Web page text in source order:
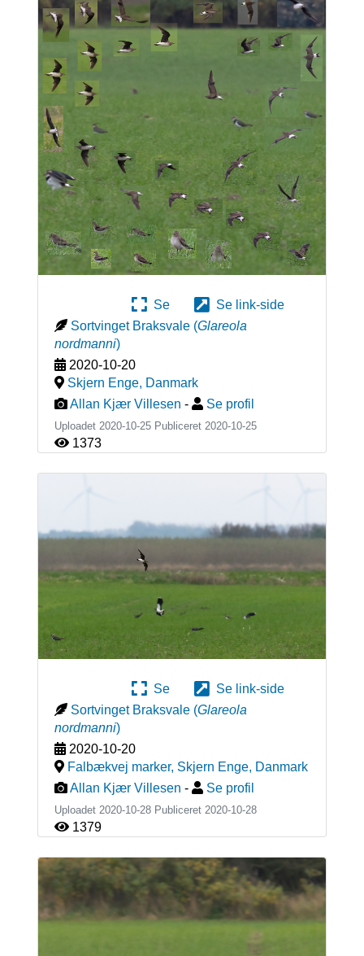
Se
Se link-side
Sortvinget Braksvale (Glareola
nordmanni)
2020-10-20
Skjern Enge, Danmark
Allan Kjær Villesen - Se profil
Uploadet 2020-10-25 Publiceret 2020-10-25
1373
Se
Se link-side
Sortvinget Braksvale (Glareola
nordmanni)
2020-10-20
Falbækvej marker, Skjern Enge, Danmark
Allan Kjær Villesen - Se profil
Uploadet 2020-10-28 Publiceret 2020-10-28
1379